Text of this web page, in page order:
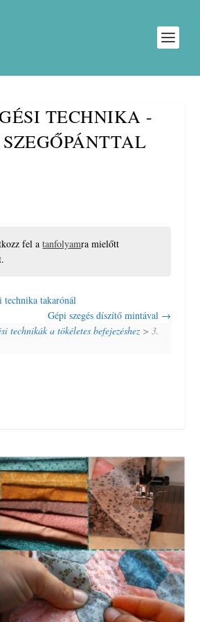
TECHNIKA -
fel atanfolyamra mielőtt
technika takarónál
Gépi szegés díszítő mintával
technikák a tökéletes befejezéshez> 3.